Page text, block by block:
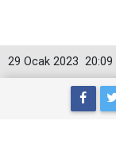
20:09
29 Ocak 2023